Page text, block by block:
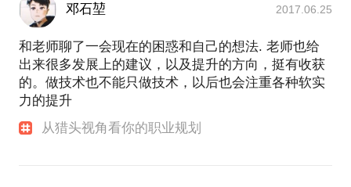
邓石堃 2017.06.25
和老师聊了一会现在的困惑和自己的想法. 老师也给
出来很多发展上的建议，以及提升的方向，挺有收获
的。做技术也不能只做技术，以后也会注重各种软实
力的提升
从猎头视角看你的职业规划